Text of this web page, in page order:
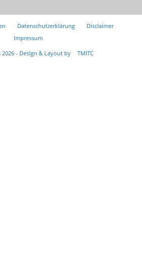
Datenschutzerklärung
Disclaimer
Impressum
- Design & Layout by
TMITC